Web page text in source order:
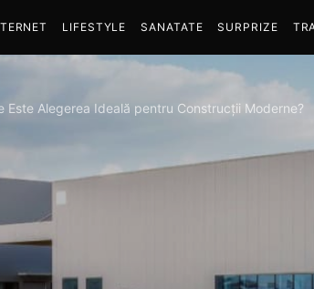
LIFESTYLE SANATATE SURPRIZE
Este Alegerea Ideală pentru Construcții Moderne?